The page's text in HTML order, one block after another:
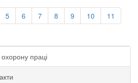
5 6 7 8 9 10 11
праці